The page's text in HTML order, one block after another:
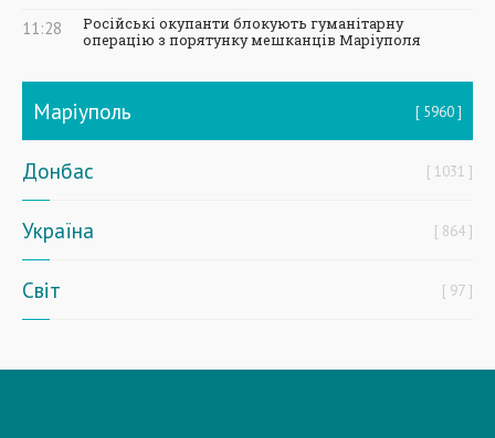
11:28
Російські окупанти блокують гуманітарну
операцію з порятунку мешканців Маріуполя
Маріуполь 5960
Донбас 1031
Україна 864
Світ 97